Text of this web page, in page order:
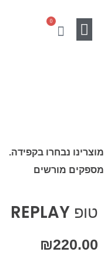
לתוכן
0
עגלת
מוצרינו נבחרו בקפידה.
מספקים מורשים
טופ REPLAY
₪220.00